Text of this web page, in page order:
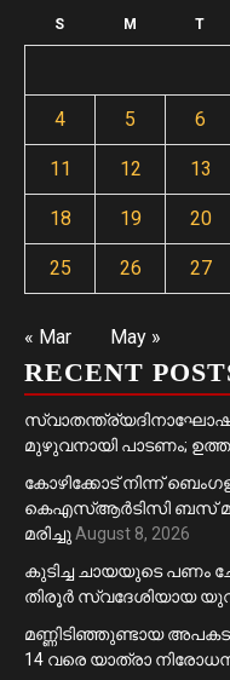
S M T
4 5 6
11 12 13
18 19 20
25 26 27
« Mar May »
RECENT
സ്വാതന്ത്ര്യദിനാഘോഷ
മുഴുവനായി പാടണം;
കോഴിക്കോട് നിന്ന്
കെഎസ്ആർടിസി ബസ്
മരിച്ചു August 8, 2026
കുടിച്ച ചായയുടെ പണം
തിരൂർ സ്വദേശിയായ
മണ്ണിടിഞ്ഞുണ്ടായ
14 വരെ യാത്രാ